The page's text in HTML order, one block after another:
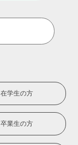
在学生の方
卒業生の方